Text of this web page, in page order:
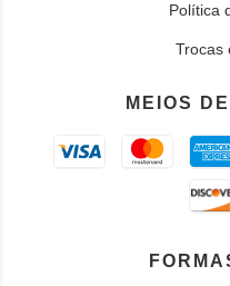
Política
Trocas
MEIOS